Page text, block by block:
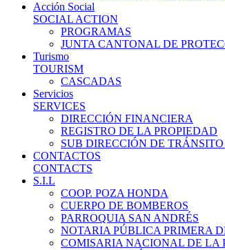
Acción Social
SOCIAL ACTION
PROGRAMAS
JUNTA CANTONAL DE
Turismo
TOURISM
CASCADAS
Servicios
SERVICES
DIRECCIÓN FINANCIERA
REGISTRO DE LA PROPIEDAD
SUB DIRECCIÓN DE
CONTACTOS
CONTACTS
S.I.L
COOP. POZA HONDA
CUERPO DE BOMBEROS
PARROQUIA SAN ANDRÉS
NOTARIA PÚBLICA PRIMERA
COMISARIA NACIONAL DE LA